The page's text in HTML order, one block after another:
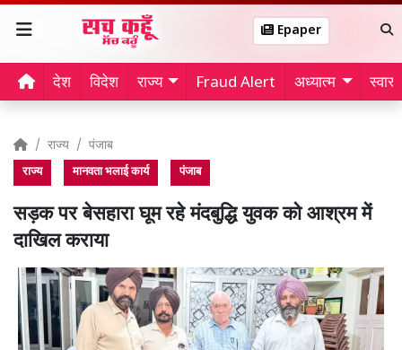
Epaper
देश विदेश राज्य Fraud Alert अध्यात्म
राज्य पंजाब
राज्य मानवता भलाई कार्य पंजाब
सड़क पर बेसहारा घूम रहे मंदबुद्धि युवक को आश्रम में
दाखिल कराया